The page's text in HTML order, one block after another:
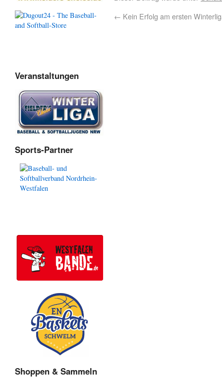
← Kein Erfolg am ersten
Veranstaltungen
Sports-Partner
Shoppen & Sammeln